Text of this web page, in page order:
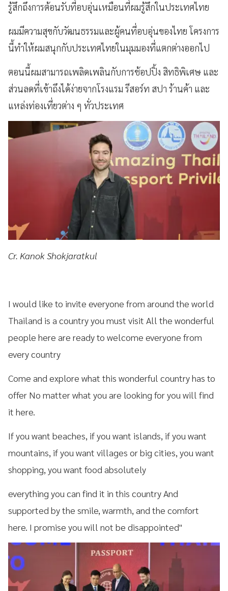
รู้สึกถึงการต้อนรับที่อบอุ่นเหมือนที่ผมรู้สึกในประเทศไทย
ผมมีความสุขกับวัฒนธรรมและผู้คนที่อบอุ่นของไทย โครงการ
นี้ทำให้ผมสนุกกับประเทศไทยในมุมมองที่แตกต่างออกไป
ตอนนี้ผมสามารถเพลิดเพลินกับการช้อปปิ้ง สิทธิพิเศษ และ
ส่วนลดที่เข้าถึงได้ง่ายจากโรงแรม รีสอร์ท สปา ร้านค้า และ
แหล่งท่องเที่ยวต่าง ๆ ทั่วประเทศ
Cr. Kanok Shokjaratkul
I would like to invite everyone from around the world
Thailand is a country you must visit All the wonderful
people here are ready to welcome everyone from
every country
Come and explore what this wonderful country has to
offer No matter what you are looking for you will find
it here.
If you want beaches, if you want islands, if you want
mountains, if you want villages or big cities, you want
shopping, you want food absolutely
everything you can find it in this country And
supported by the smile, warmth, and the comfort
here. I promise you will not be disappointed"